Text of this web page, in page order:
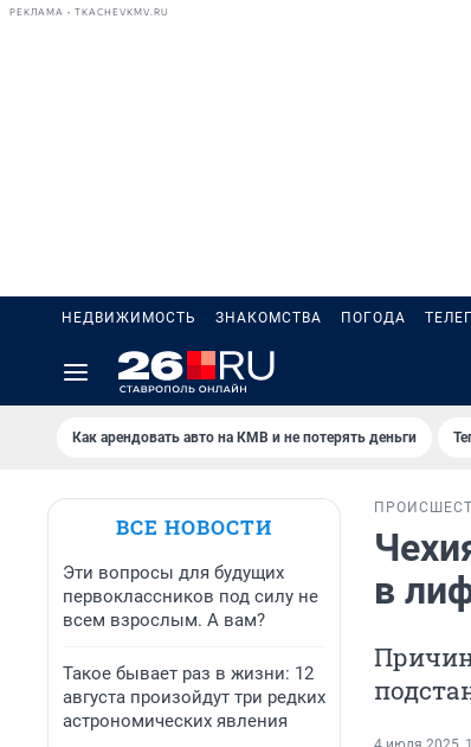
РЕКЛАМА • TKACHEVKMV.RU
НЕДВИЖИМОСТЬ ЗНАКОМСТВА ПОГОДА
Как арендовать авто на КМВ и не потерять деньги
ВСЕ НОВОСТИ
Эти вопросы для будущих
первоклассников под силу не
всем взрослым. А вам?
Такое бывает раз в жизни: 12
августа произойдут три редких
астрономических явления
в